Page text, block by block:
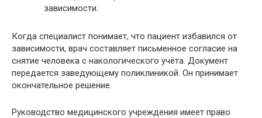
зависимости.
Когда специалист понимает, что пациент избавился от
зависимости, врач составляет письменное согласие на
снятие человека с накологического учёта. Документ
передается заведующему поликлиникой. Он принимает
окончательное решение.
Руководство медицинского учреждения имеет право